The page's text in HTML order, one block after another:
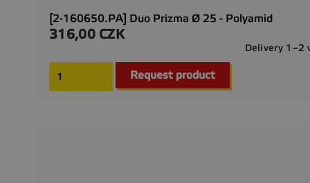
[2-160650.PA] Duo Prizma Ø 25 - Polyamid
Precio
316,00 CZK
Delivery 1–2
Request product